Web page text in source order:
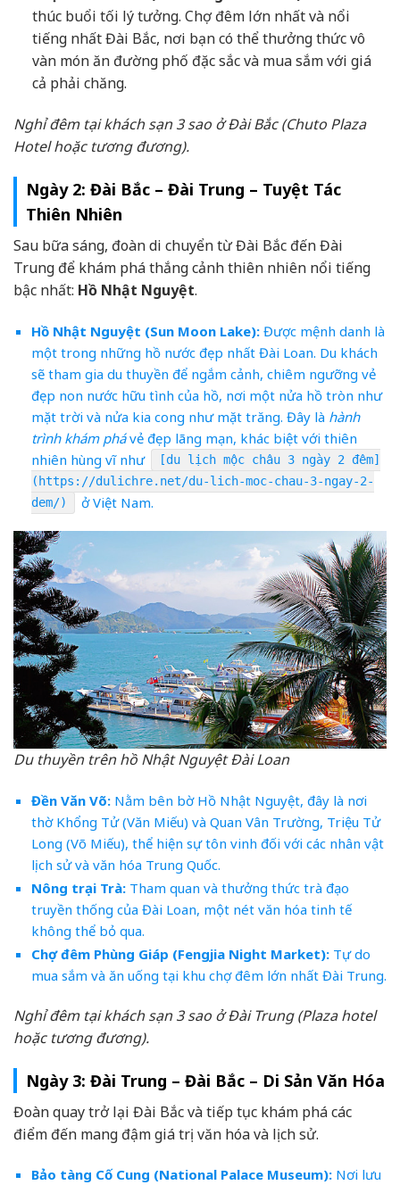
thúc buổi tối lý tưởng. Chợ đêm lớn nhất và nổi
tiếng nhất Đài Bắc, nơi bạn có thể thưởng thức vô
vàn món ăn đường phố đặc sắc và mua sắm với giá
cả phải chăng.
Nghỉ đêm tại khách sạn 3 sao ở Đài Bắc (Chuto Plaza
Hotel hoặc tương đương).
Ngày 2: Đài Bắc – Đài Trung – Tuyệt Tác
Thiên Nhiên
Sau bữa sáng, đoàn di chuyển từ Đài Bắc đến Đài
Trung để khám phá thắng cảnh thiên nhiên nổi tiếng
bậc nhất: Hồ Nhật Nguyệt.
Hồ Nhật Nguyệt (Sun Moon Lake):Được mệnh danh là
một trong những hồ nước đẹp nhất Đài Loan. Du khách
sẽ tham gia du thuyền để ngắm cảnh, chiêm ngưỡng vẻ
đẹp non nước hữu tình của hồ, nơi một nửa hồ tròn như
mặt trời và nửa kia cong như mặt trăng. Đây là hành
trình khám phávẻ đẹp lãng mạn, khác biệt với thiên
nhiên hùng vĩ như
[du lịch mộc châu 3 ngày 2 đêm]
(https://dulichre.net/du-lich-moc-chau-3-ngay-2-
dem/)
ở Việt Nam.
Du thuyền trên hồ Nhật Nguyệt Đài Loan
Đền Văn Võ:Nằm bên bờ Hồ Nhật Nguyệt, đây là nơi
thờ Khổng Tử (Văn Miếu) và Quan Vân Trường, Triệu Tử
Long (Võ Miếu), thể hiện sự tôn vinh đối với các nhân vật
lịch sử và văn hóa Trung Quốc.
Nông trại Trà:Tham quan và thưởng thức trà đạo
truyền thống của Đài Loan, một nét văn hóa tinh tế
không thể bỏ qua.
Chợ đêm Phùng Giáp (Fengjia Night Market):Tự do
mua sắm và ăn uống tại khu chợ đêm lớn nhất Đài Trung.
Nghỉ đêm tại khách sạn 3 sao ở Đài Trung (Plaza hotel
hoặc tương đương).
Ngày 3: Đài Trung – Đài Bắc – Di Sản Văn Hóa
Đoàn quay trở lại Đài Bắc và tiếp tục khám phá các
điểm đến mang đậm giá trị văn hóa và lịch sử.
Bảo tàng Cố Cung (National Palace Museum):Nơi lưu